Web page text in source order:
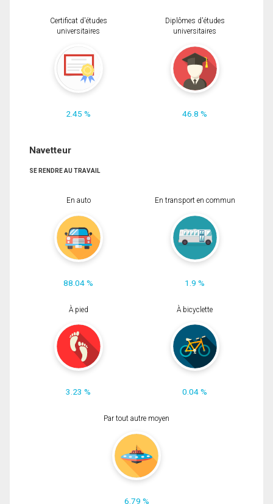
Certificat d'études
universitaires
2.45 %
Diplômes d'études
universitaires
46.8 %
Navetteur
SE RENDRE AU TRAVAIL
En auto
88.04 %
En transport en commun
1.9 %
À pied
3.23 %
À bicyclette
0.04 %
Par tout autre moyen
6.79 %